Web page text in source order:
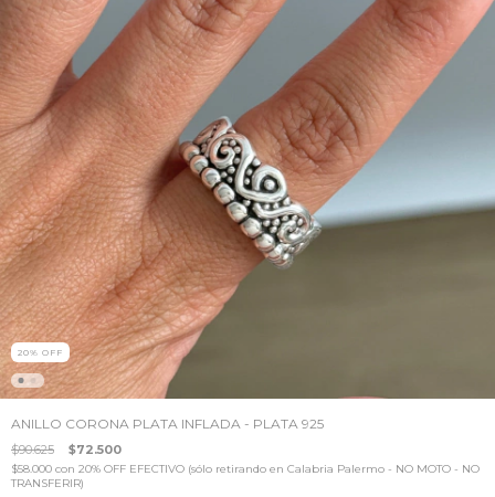
20% OFF
ANILLO CORONA PLATA INFLADA - PLATA 925
$90.625 $72.500
$58.000 con 20% OFF EFECTIVO (sólo retirando en Calabria Palermo - NO MOTO - NO
TRANSFERIR)